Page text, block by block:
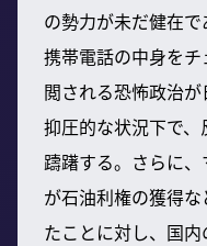
の勢力が未だ健在
携帯電話の中身を
閲される恐怖政治
抑圧的な状況下で
躊躇する。さらに
が石油利権の獲得
たことに対し、国